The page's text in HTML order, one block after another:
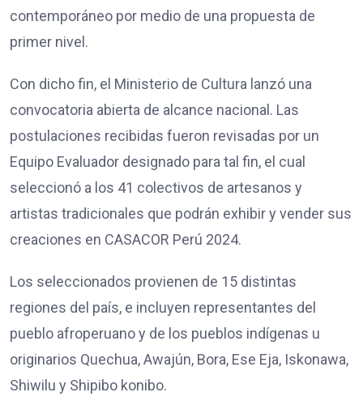
contemporáneo por medio de una propuesta de
primer nivel.
Con dicho fin, el Ministerio de Cultura lanzó una
convocatoria abierta de alcance nacional. Las
postulaciones recibidas fueron revisadas por un
Equipo Evaluador designado para tal fin, el cual
seleccionó a los 41 colectivos de artesanos y
artistas tradicionales que podrán exhibir y vender sus
creaciones en CASACOR Perú 2024.
Los seleccionados provienen de 15 distintas
regiones del país, e incluyen representantes del
pueblo afroperuano y de los pueblos indígenas u
originarios Quechua, Awajún, Bora, Ese Eja, Iskonawa,
Shiwilu y Shipibo konibo.